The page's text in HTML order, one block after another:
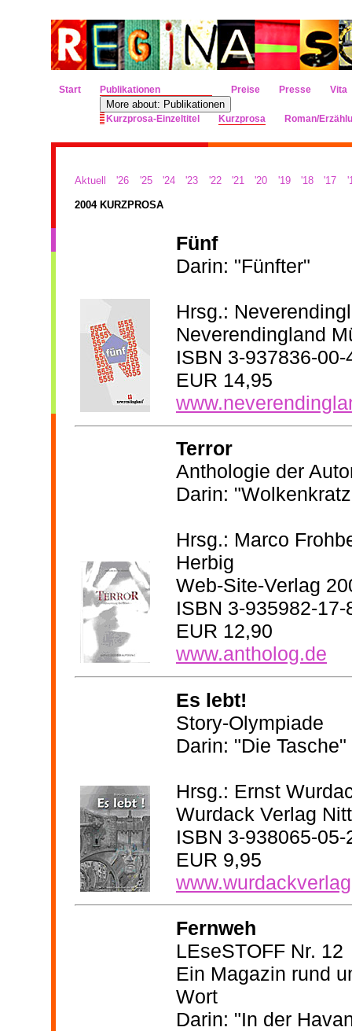
Start Publikationen
More about: Publikationen
Kurzprosa-Einzeltitel Kurzprosa Roman/
Preise Presse Vita
Aktuell '26 '25 '24 '23 '22 '21 '20 '19 '18 '17
2004 KURZPROSA
Fünf
Darin: "Fünfter"
Hrsg.:
Neverendingland
ISBN 3-937836-00-
EUR 14,95
Terror
Anthologie der
Darin:
Hrsg.: Marco
Herbig
Web-Site-Verlag
ISBN 3-935982-17-
EUR 12,90
www.antholog.de
Es lebt!
Story-Olympiade
Darin: "Die Tasche"
Hrsg.: Ernst
Wurdack Verlag
ISBN 3-938065-05-
EUR 9,95
Fernweh
LEseSTOFF Nr. 12
Ein Magazin rund
Wort
Darin: "In der